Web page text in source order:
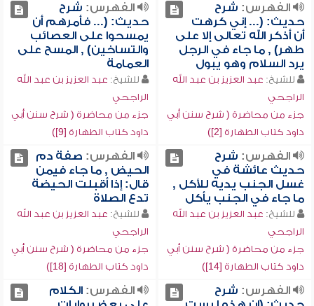
الفهرس: شرح
حديث: (... إني كرهت
أن أذكر الله تعالى إلا على
طهر) , ما جاء في الرجل
يرد السلام وهو يبول
للشيخ: عبد العزيز بن عبد الله
الراجحي
جزء من محاضرة ( شرح سنن أبي
داود كتاب الطهارة [2])
الفهرس: شرح
حديث: (... فأمرهم أن
يمسحوا على العصائب
والتساخين) , المسح على
العمامة
للشيخ: عبد العزيز بن عبد الله
الراجحي
جزء من محاضرة ( شرح سنن أبي
داود كتاب الطهارة [9])
الفهرس: شرح
حديث عائشة في
غسل الجنب يديه للأكل ,
ما جاء في الجنب يأكل
للشيخ: عبد العزيز بن عبد الله
الراجحي
جزء من محاضرة ( شرح سنن أبي
داود كتاب الطهارة [14])
الفهرس: صفة دم
الحيض , ما جاء فيمن
قال: إذا أقبلت الحيضة
تدع الصلاة
للشيخ: عبد العزيز بن عبد الله
الراجحي
جزء من محاضرة ( شرح سنن أبي
داود كتاب الطهارة [18])
الفهرس: شرح
الفهرس:الكلام